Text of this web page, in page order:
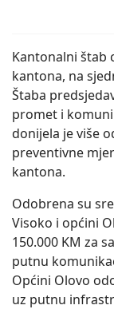
Kantonalni štab
kantona, na
Štaba
promet i
donijela je više
preventivne
kantona.
Odobrena su
Visoko i općini
150.000 KM za
putnu
Općini Olovo
uz putnu